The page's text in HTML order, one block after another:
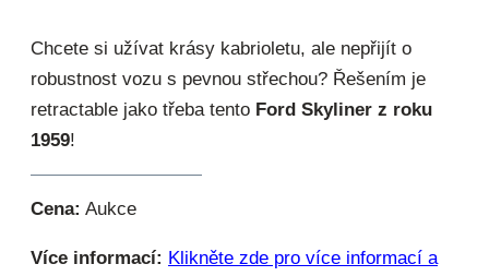
Chcete si užívat krásy kabrioletu, ale nepřijít o
robustnost vozu s pevnou střechou? Řešením je
retractable jako třeba tento Ford Skyliner z roku
1959!
Cena: Aukce
Více informací: Klikněte zde pro více informací a